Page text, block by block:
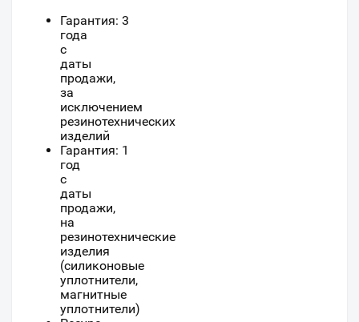
Гарантия: 3
года
с
даты
продажи,
за
исключением
резинотехнических
изделий
Гарантия: 1
год
с
даты
продажи,
на
резинотехнические
изделия
(силиконовые
уплотнители,
магнитные
уплотнители)